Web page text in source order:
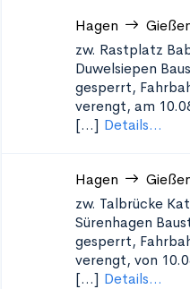
Hagen
zw. Rastplatz
Duwelsiepen
gesperrt,
verengt, am
[...] Details...
Hagen
zw. Talbrücke
Sürenhagen
gesperrt,
verengt, von
[...] Details...